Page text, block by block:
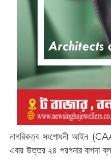
নাগরিকত্ব সংশোধনী আইন
এবার উত্তর ২৪ পরগনার বাগদা